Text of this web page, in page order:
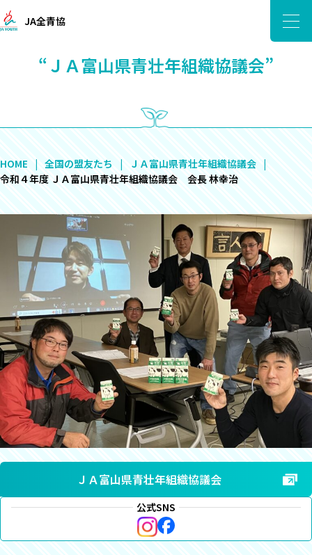
JA全青協
“ＪＡ富山県青壮年組織協議会”
HOME 全国の盟友たち
ＪＡ富山県青壮年組織協議会
令和４年度 ＪＡ富山県青壮年組織協議会 会長 林幸治
ＪＡ富山県青壮年組織協議会
公式SNS